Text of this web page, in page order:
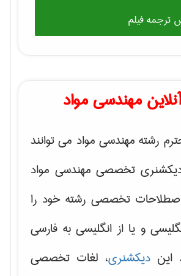
ترجمه فیلم
مهندسی مواد
رشته مهندسی مواد می توانند
دیکشنری تخصصی مهندسی مواد
تخصصی رشته خود را
و یا از انگلیسی به فارسی
این دیکشنری، لغات تخصصی